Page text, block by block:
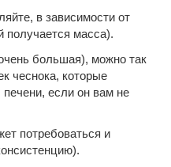
в зависимости от
получается масса).
большая), можно так
чеснока, которые
печени, если он вам не
потребоваться и